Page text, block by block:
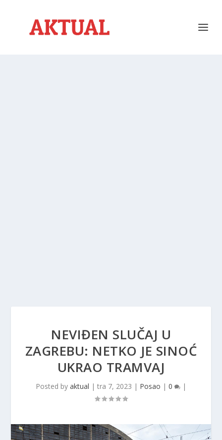
NEVIĐEN SLUČAJ U
ZAGREBU: NETKO JE SINOĆ
UKRAO TRAMVAJ
Posted by aktual | tra 7, 2023 | Posao | 0 |